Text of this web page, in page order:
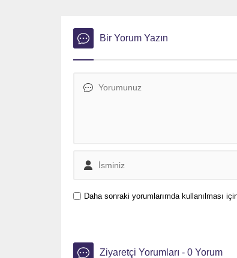
düşük yakıt tüketimiyle öne çıkıyor.
Bir Yorum Yazın
Daha sonraki yorumlarımda kullanılması
Ziyaretçi Yorumları - 0 Yorum